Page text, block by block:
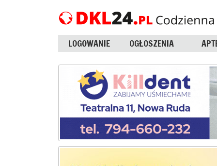
LOGOWANIE OGŁOSZENIA